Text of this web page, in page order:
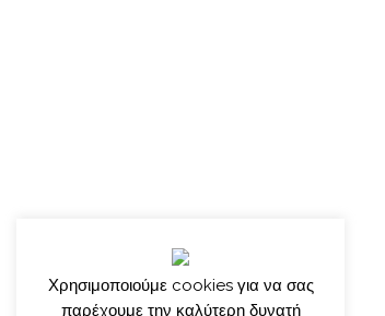
Χρησιμοποιούμε cookies για να σας
παρέχουμε την καλύτερη δυνατή